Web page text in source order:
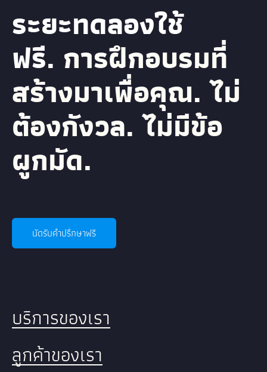
ระยะทดลองใช้
ฟรี. การฝึกอบรมที่
สร้างมาเพื่อคุณ. ไม่
ต้องกังวล. ไม่มีข้อ
ผูกมัด.
นัดรับคำปรึกษาฟรี
บริการของเรา
ลูกค้าของเรา